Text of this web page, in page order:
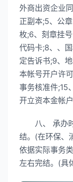
外商出资企业
正副本;5、公
枚;6、刻章挂
代码卡;8、、
定告诉书;9、
本帐号开户许
事务核准件;15
开立资本金帐户
八、 承办时
结。(在环保、
依据实际事务
左右完结。(具